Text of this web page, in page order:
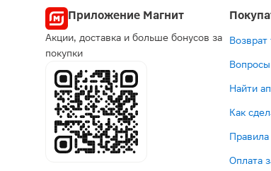
Приложение Магнит
Акции, доставка и больше бонусов за
покупки
Возврат
Найти
Как
Оплата